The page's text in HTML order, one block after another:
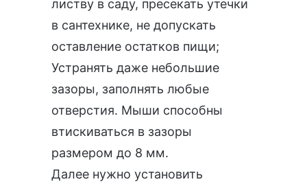
листву в саду, пресекать утечки
в сантехнике, не допускать
оставление остатков пищи;
Устранять даже небольшие
зазоры, заполнять любые
отверстия. Мыши способны
втискиваться в зазоры
размером до 8 мм.
Далее нужно установить